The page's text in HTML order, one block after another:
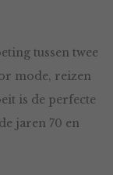
tussen twee
mode, reizen
is de perfecte
jaren 70 en